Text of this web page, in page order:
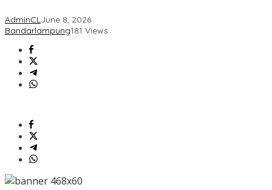
AdminCLJune 8, 2026
Bandarlampung181 Views